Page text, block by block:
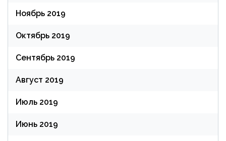
Ноябрь 2019
Октябрь 2019
Сентябрь 2019
Август 2019
Июль 2019
Июнь 2019